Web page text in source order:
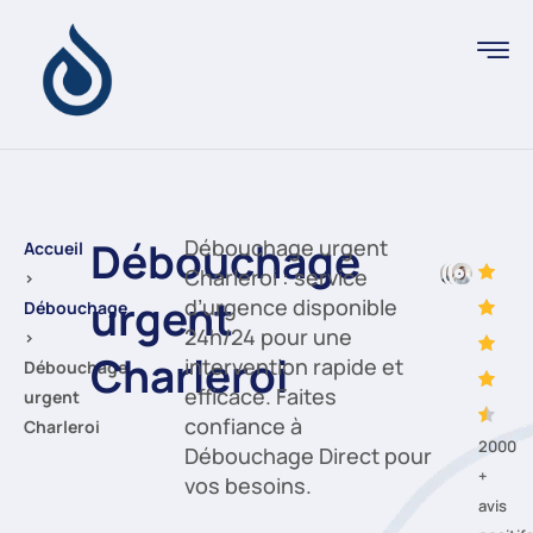
Accueil
›
Débouchage
›
Débouchage
urgent
Charleroi
Débouchage
urgent
Charleroi
Débouchage urgent
Charleroi : service
d’urgence disponible
24h/24 pour une
intervention rapide et
efficace. Faites
confiance à
Débouchage Direct pour
vos besoins.
2000
+
avis